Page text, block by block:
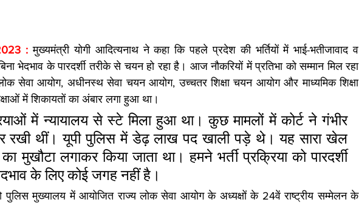
: मुख्यमंत्री योगी आदित्यनाथ ने कहा कि पहले प्रदेश की भर्तियों में भाई-भतीजावाद व
भेदभाव के पारदर्शी तरीके से चयन हो रहा है। आज नौकरियों में प्रतिभा को सम्मान मिल रहा
सेवा आयोग, अधीनस्थ सेवा चयन आयोग, उच्चतर शिक्षा चयन आयोग और माध्यमिक शिक्षा
में शिकायतों का अंबार लगा हुआ था।
में न्यायालय से स्टे मिला हुआ था। कुछ मामलों में कोर्ट ने गंभीर
रखी थीं। यूपी पुलिस में डेढ़ लाख पद खाली पड़े थे। यह सारा खेल
मुखौटा लगाकर किया जाता था। हमने भर्ती प्रक्रिया को पारदर्शी
के लिए कोई जगह नहीं है।
पुलिस मुख्यालय में आयोजित राज्य लोक सेवा आयोग के अध्यक्षों के 24वें राष्ट्रीय सम्मेलन के